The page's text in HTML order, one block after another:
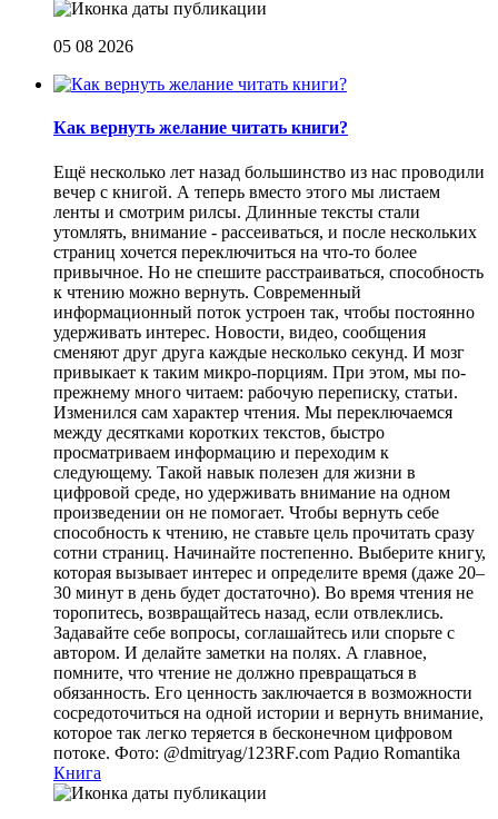
05 08 2026
Как вернуть желание читать книги?
Eщё несколько лет назад большинство из нас проводили
вечер с книгой. А теперь вместо этого мы листаем
ленты и смотрим рилсы. Длинные тексты стали
утомлять, внимание - рассеиваться, и после нескольких
страниц хочется переключиться на что-то более
привычное. Но не спешите расстраиваться, способность
к чтению можно вернуть. Современный
информационный поток устроен так, чтобы постоянно
удерживать интерес. Новости, видео, сообщения
сменяют друг друга каждые несколько секунд. И мозг
привыкает к таким микро-порциям. При этом, мы по-
прежнему много читаем: рабочую переписку, статьи.
Изменился сам характер чтения. Мы переключаемся
между десятками коротких текстов, быстро
просматриваем информацию и переходим к
следующему. Такой навык полезен для жизни в
цифровой среде, но удерживать внимание на одном
произведении он не помогает. Чтобы вернуть себе
способность к чтению, не ставьте цель прочитать сразу
сотни страниц. Начинайте постепенно. Выберите книгу,
которая вызывает интерес и определите время (даже 20–
30 минут в день будет достаточно). Во время чтения не
торопитесь, возвращайтесь назад, если отвлеклись.
Задавайте себе вопросы, соглашайтесь или спорьте с
автором. И делайте заметки на полях. А главное,
помните, что чтение не должно превращаться в
обязанность. Его ценность заключается в возможности
сосредоточиться на одной истории и вернуть внимание,
которое так легко теряется в бесконечном цифровом
потоке. Фото: @dmitryag/123RF.com Радио Romantika
Книга